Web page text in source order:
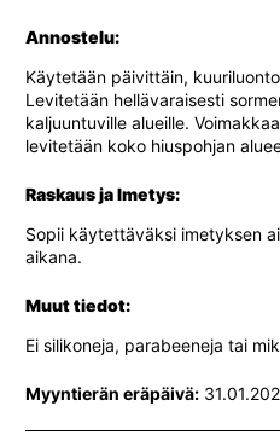
Annostelu:
Käytetään päivittäin,
Levitetään hellävaraisesti
kaljuuntuville alueille.
levitetään koko hiuspohjan
Raskaus ja Imetys:
Sopii käytettäväksi imetyksen
aikana.
Muut tiedot:
Ei silikoneja, parabeeneja tai
Myyntierän eräpäivä: